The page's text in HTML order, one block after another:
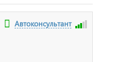
Автоконсультант